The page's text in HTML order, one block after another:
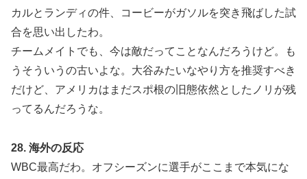
カルとランディの件、コービーがガソルを突き飛ばした試
合を思い出したわ。
チームメイトでも、今は敵だってことなんだろうけど。も
うそういうの古いよな。大谷みたいなやり方を推奨すべき
だけど、アメリカはまだスポ根の旧態依然としたノリが残
ってるんだろうな。
28. 海外の反応
WBC最高だわ。オフシーズンに選手がここまで本気にな